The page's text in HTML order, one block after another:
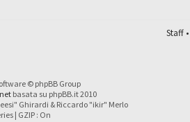
Staff•
© phpBB Group
basata su phpBB.it 2010
Ghirardi & Riccardo "ikir" Merlo
| GZIP : On